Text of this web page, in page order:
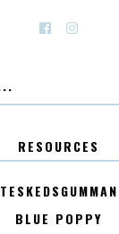
RESOURCES
TESKEDSGUMMAN
BLUE POPPY